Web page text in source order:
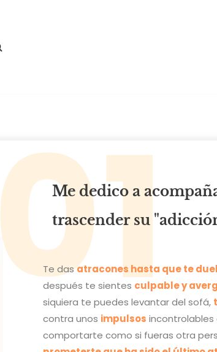
01
Me dedico a
trascender su
Te dasatracones hasta que te
después te sientes culpable y
siquiera te puedes levantar del sofá,
contra unos impulsos
comportarte como si fueras otra